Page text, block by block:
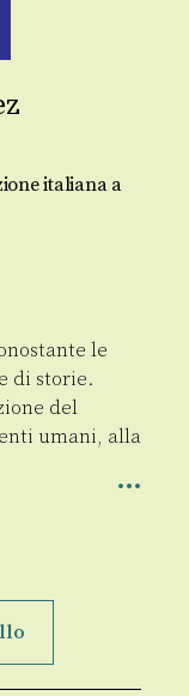
italiana a
le
di storie.
del
umani, alla